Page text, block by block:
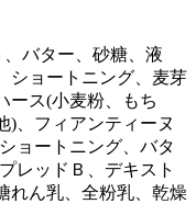
バター、砂糖、液
ショートニング、麦芽
ース(小麦粉、もち
、フィアンティーヌ
ョートニング、バタ
レッドＢ、デキスト
れん乳、全粉乳、乾燥